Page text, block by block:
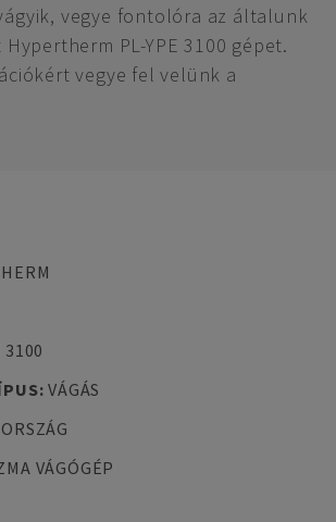
vegye fontolóra az általunk
PL-YPE 3100 gépet.
vegye fel velünk a
3100
:VÁGÁS
VÁGÓGÉP